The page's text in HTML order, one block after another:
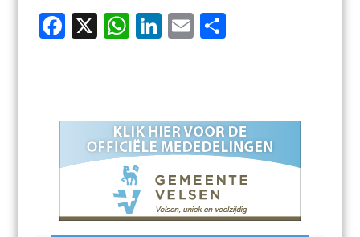
F
o
X W
A
p
p
Li
dI
n
E D